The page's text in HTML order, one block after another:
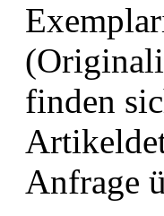
finden
Anfrage